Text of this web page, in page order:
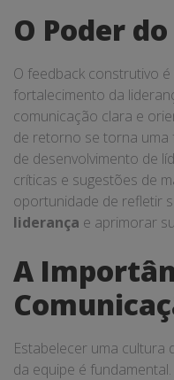
O Poder
O feedback construtivo
fortalecimento da
comunicação clara e
de retorno se torna
de desenvolvimento de
críticas e sugestões de
oportunidade de refletir
liderança e aprimorar
A
Estabelecer uma
da equipe é